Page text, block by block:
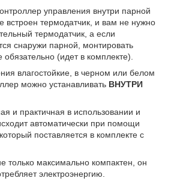
управления внутри парной
встроен термодатчик, и вам не нужно
термодатчик, а если
снаружи парной, монтировать
(идет в комплекте).
влагостойкие, в черном или белом
можно устанавливать ВНУТРИ
и практичная в использовании и
автоматически при помощи
поставляется в комплекте с
только максимально компактен, он
электроэнергию.